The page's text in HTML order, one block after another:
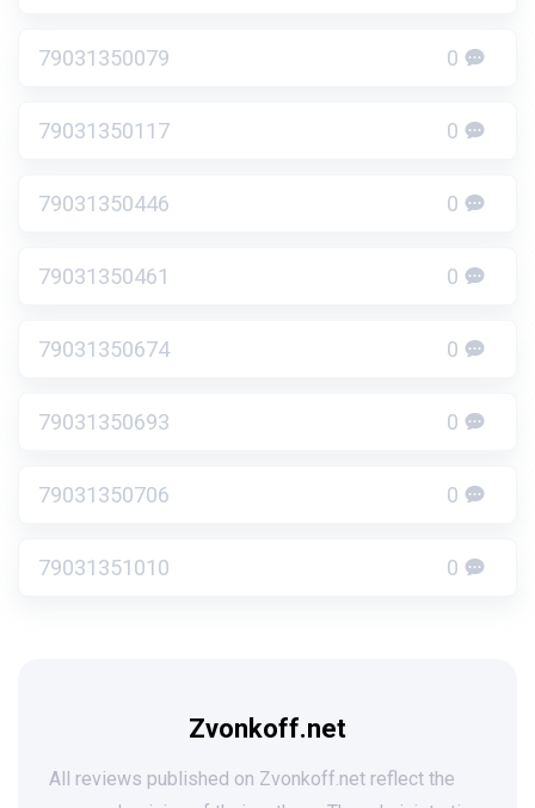
79031350079 0
79031350117 0
79031350446 0
79031350461 0
79031350674 0
79031350693 0
79031350706 0
79031351010 0
Zvonkoff.net
All reviews published on Zvonkoff.net reflect the